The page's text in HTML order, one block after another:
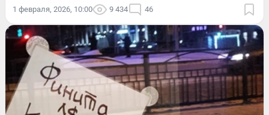
1 февраля, 2026, 10:00 9 434 46